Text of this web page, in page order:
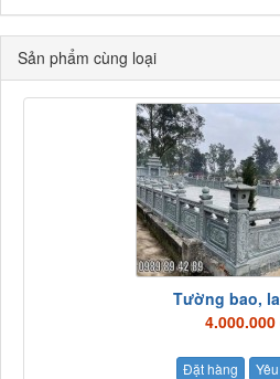
Sản phẩm cùng loại
Tường bao,
4.000.000
Đặt hàng